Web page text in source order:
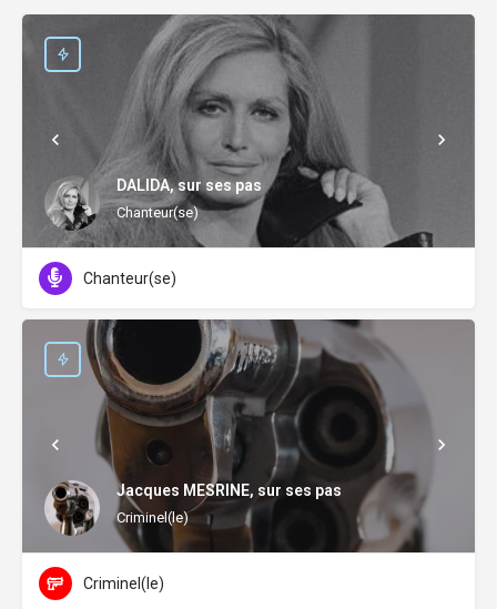
DALIDA, sur ses pas
Chanteur(se)
Chanteur(se)
Jacques MESRINE, sur ses pas
Criminel(le)
Criminel(le)